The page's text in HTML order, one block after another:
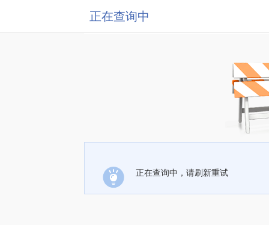
正在查询中
正在查询中，请刷新重试